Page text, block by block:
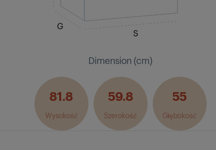
G
S
Dimension (cm)
81.8
Wysokość
59.8
Szerokość
55
Głębokość